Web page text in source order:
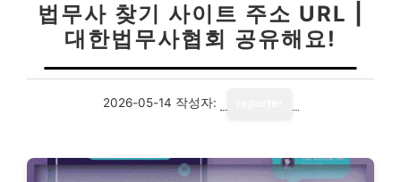
법무사 찾기 사이트 주소 URL |
대한법무사협회 공유해요!
2026-05-14 작성자: